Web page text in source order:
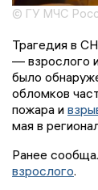
© ГУ МЧС
Трагедия в
— взрослого
было
обломков
пожара и
мая в
Ранее
взрослого.